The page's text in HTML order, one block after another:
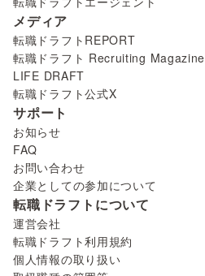
メディア
転職ドラフトREPORT
転職ドラフト Recruiting Magazine
LIFE DRAFT
転職ドラフト公式X
サポート
お知らせ
FAQ
お問い合わせ
企業としての参加について
転職ドラフトについて
運営会社
転職ドラフト利用規約
個人情報の取り扱い